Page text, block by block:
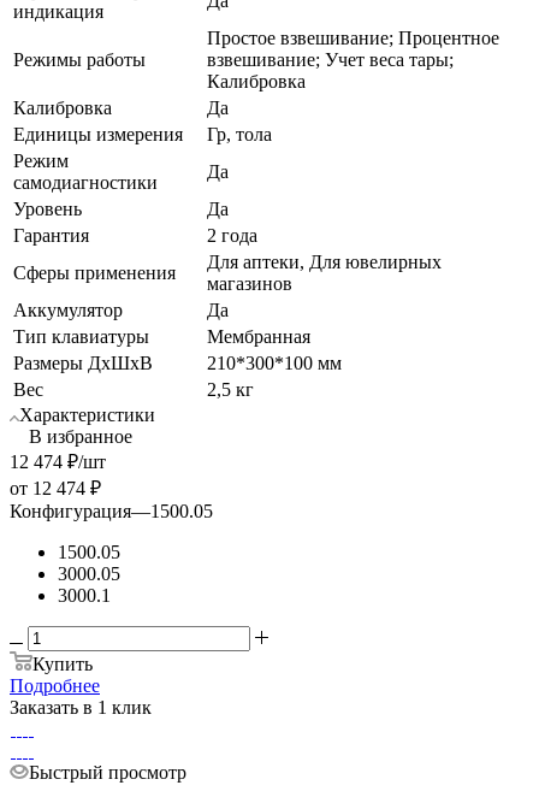
индикация
Режимы работы
Простое взвешивание; Процентное
взвешивание; Учет веса тары;
Калибровка
Калибровка
Да
Единицы измерения
Гр, тола
Режим
самодиагностики
Да
Уровень
Да
Гарантия
2 года
Сферы применения
Для аптеки, Для ювелирных
магазинов
Аккумулятор
Да
Тип клавиатуры
Мембранная
Размеры ДхШхВ
210*300*100 мм
Вес
2,5 кг
Характеристики
В избранное
12 474 ₽/шт
от 12 474 ₽
Конфигурация—1500.05
1500.05
3000.05
3000.1
Купить
Подробнее
Заказать в 1 клик
Быстрый просмотр